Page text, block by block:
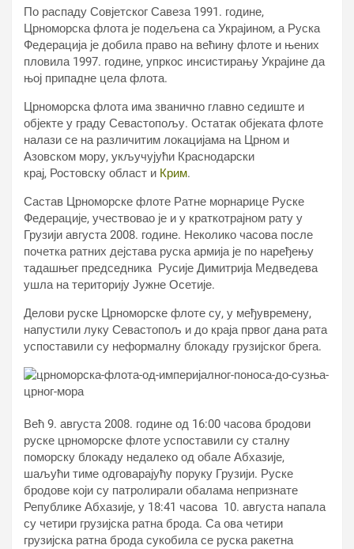
По распаду Совјетског Савеза 1991. године,
Црноморска флота је подељена са Украјином, а Руска
Федерација је добила право на већину флоте и њених
пловила 1997. године, упркос инсистирању Украјине да
њој припадне цела флота.
Црноморска флота има званично главно седиште и
објекте у граду Севастопољу. Остатак објеката флоте
налази се на различитим локацијама на Црном и
Азовском мору, укључујући Краснодарски
крај, Ростовску област и Крим.
Састав Црноморске флоте Ратне морнарице Руске
Федерације, учествовао је и у краткотрајном рату у
Грузији августа 2008. године. Неколико часова после
почетка ратних дејстава руска армија је по наређењу
тадашњег председника Русије Димитрија Медведева
ушла на територију Јужне Осетије.
Делови руске Црноморске флоте су, у међувремену,
напустили луку Севастопољ и до краја првог дана рата
успоставили су неформалну блокаду грузијског брега.
Већ 9. августа 2008. године од 16:00 часова бродови
руске црноморске флоте успоставили су сталну
поморску блокаду недалеко од обале Абхазије,
шаљући тиме одговарајућу поруку Грузији. Руске
бродове који су патролирали обалама непризнате
Републике Абхазије, у 18:41 часова 10. августа напала
су четири грузијска ратна брода. Са ова четири
грузијска ратна брода сукобила се руска ракетна